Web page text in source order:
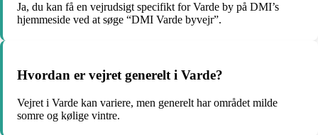
Ja, du kan få en vejrudsigt specifikt for Varde by på DMI’s
hjemmeside ved at søge “DMI Varde byvejr”.
Hvordan er vejret generelt i Varde?
Vejret i Varde kan variere, men generelt har området milde
somre og kølige vintre.